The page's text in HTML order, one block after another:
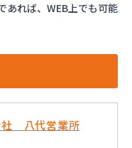
あれば、WEB上でも可能
社 八代営業所